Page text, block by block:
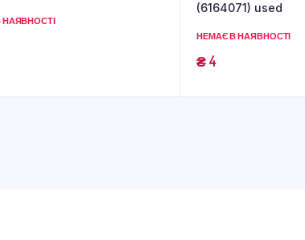
НАЯВНОСТІ
(6164071) used
НЕМАЄ В НАЯВНОСТІ
₴4